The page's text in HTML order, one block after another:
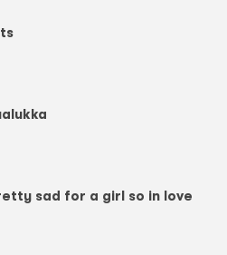
sad for a girl so in love